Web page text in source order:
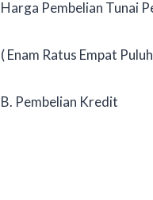
Harga Pembelian Tunai
( Enam Ratus Empat
B. Pembelian Kredit